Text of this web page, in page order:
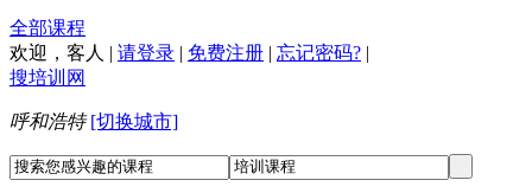
全部课程
欢迎， 客人 | 请登录 | 免费注册 | 忘记密码? |
搜培训网
呼和浩特 [切换城市]